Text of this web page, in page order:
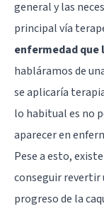
general y las
principal vía
enfermedad que
habláramos de
se aplicaría
lo habitual es no
aparecer en
Pese a esto,
conseguir revertir
progreso de la